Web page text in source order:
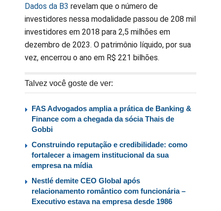
Dados da B3 revelam que o número de
investidores nessa modalidade passou de 208 mil
investidores em 2018 para 2,5 milhões em
dezembro de 2023. O patrimônio líquido, por sua
vez, encerrou o ano em R$ 221 bilhões.
Talvez você goste de ver:
FAS Advogados amplia a prática de Banking &
Finance com a chegada da sócia Thais de
Gobbi
Construindo reputação e credibilidade: como
fortalecer a imagem institucional da sua
empresa na mídia
Nestlé demite CEO Global após
relacionamento romântico com funcionária –
Executivo estava na empresa desde 1986